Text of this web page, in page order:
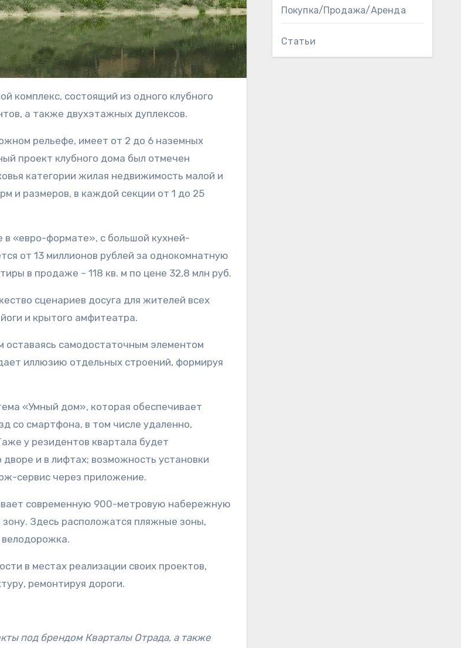
комплекс, состоящий из одного клубного
а также двухэтажных дуплексов.
рельефе, имеет от 2 до 6 наземных
проект клубного дома был отмечен
категории жилая недвижимость малой и
и размеров, в каждой секции от 1 до 25
в «евро-формате», с большой кухней-
от 13 миллионов рублей за однокомнатную
в продаже – 118 кв. м по цене 32,8 млн руб.
сценариев досуга для жителей всех
и крытого амфитеатра.
оставаясь самодостаточным элементом
иллюзию отдельных строений, формируя
«Умный дом», которая обеспечивает
со смартфона, в том числе удаленно,
у резидентов квартала будет
и в лифтах; возможность установки
сервис через приложение.
современную 900-метровую набережную
Здесь расположатся пляжные зоны,
в местах реализации своих проектов,
ремонтируя дороги.
под брендомКварталы Отрада, а также
Покупка/Продажа/Аренда
Статьи